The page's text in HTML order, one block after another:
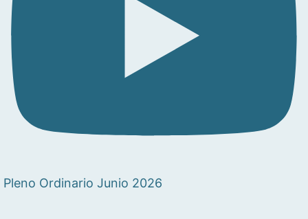
Pleno Ordinario Junio 2026